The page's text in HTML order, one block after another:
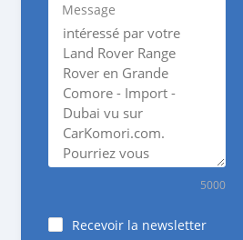
Message
5000
Recevoir la newsletter